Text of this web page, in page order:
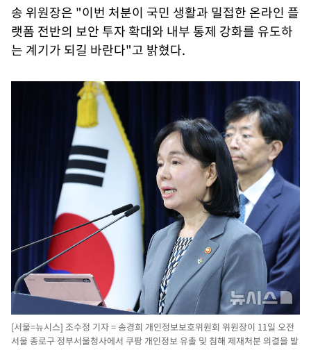
송 위원장은 "이번 처분이 국민 생활과 밀접한 온라인 플
랫폼 전반의 보안 투자 확대와 내부 통제 강화를 유도하
는 계기가 되길 바란다"고 밝혔다.
[서울=뉴시스] 조수정 기자 = 송경희 개인정보보호위원회 위원장이 11일 오전
서울 종로구 정부서울청사에서 쿠팡 개인정보 유출 및 침해 제재처분 의결을 발